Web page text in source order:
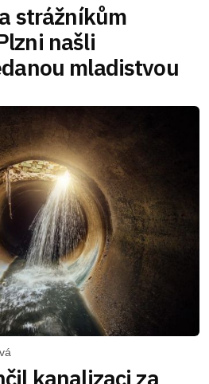
strážníkům
našli
mladistvou
kanalizaci za